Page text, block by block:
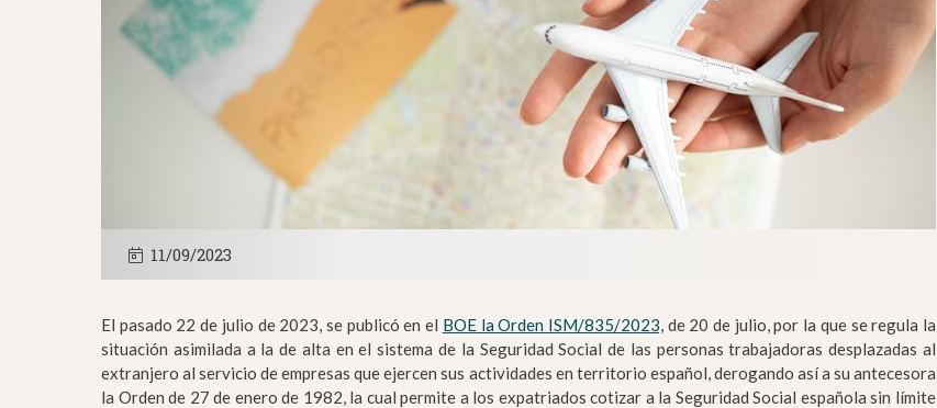
11/09/2023
El pasado 22 de julio de 2023, se publicó en el BOE la Orden ISM/835/2023,de 20 de julio, por la que se regula la
situación asimilada a la de alta en el sistema de la Seguridad Social de las personas trabajadoras desplazadas al
extranjero al servicio de empresas que ejercen sus actividades en territorio español, derogando así a su antecesora
la Orden de 27 de enero de 1982, la cual permite a los expatriados cotizar a la Seguridad Social española sin límite